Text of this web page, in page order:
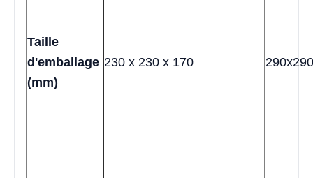
Taille
d'emballage
(mm)
230 x 230 x 170